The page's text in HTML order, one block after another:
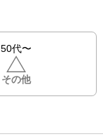
50代〜
その他